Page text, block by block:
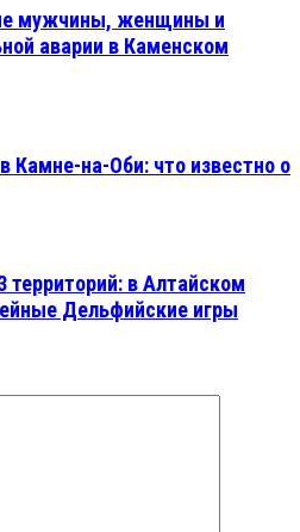
мужчины, женщины и
аварии в Каменском
Камне-на-Оби: что известно о
территорий: в Алтайском
Дельфийские игры